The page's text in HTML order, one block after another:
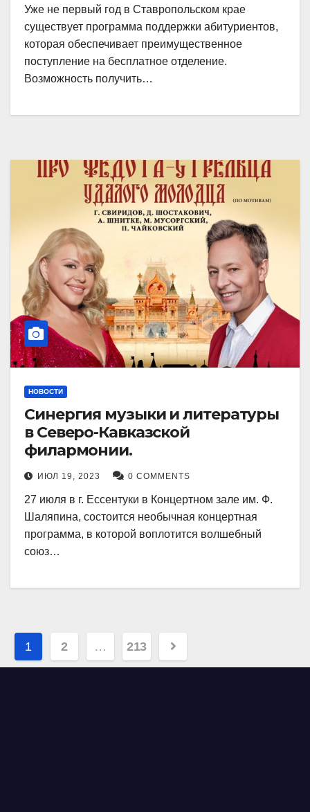
целью поступления в
медицинский вуз в районе.
Уже не первый год в Ставропольском крае
существует программа поддержки абитуриентов,
которая обеспечивает преимущественное
поступление на бесплатное отделение.
Возможность получить…
НОВОСТИ
Синергия музыки и литературы
в Северо-Кавказской
филармонии.
ИЮЛ 19, 2023 0 COMMENTS
27 июля в г. Ессентуки в Концертном зале им. Ф.
Шаляпина, состоится необычная концертная
программа, в которой воплотится волшебный
союз…
Навигация
по
1 2 … 213